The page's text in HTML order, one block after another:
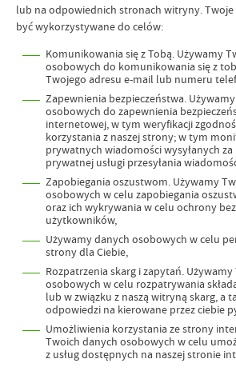
lub na odpowiednich stronach witryny.
być wykorzystywane do celów:
Komunikowania się z Tobą. Używamy
osobowych do komunikowania się z
Twojego adresu e-mail lub numeru
Zapewnienia bezpieczeństwa.
osobowych do zapewnienia
internetowej, w tym weryfikacji
korzystania z naszej strony; w tym
prywatnych wiadomości wysyłanych
prywatnej usługi przesyłania
Zapobiegania oszustwom. Używamy
osobowych w celu zapobiegania
oraz ich wykrywania w celu ochrony
użytkowników,
Używamy danych osobowych w celu
strony dla Ciebie,
Rozpatrzenia skarg i zapytań.
osobowych w celu rozpatrywania
lub w związku z naszą witryną skarg, a
odpowiedzi na kierowane przez ciebie
Umożliwienia korzystania ze strony
Twoich danych osobowych w celu
z usług dostępnych na naszej stronie